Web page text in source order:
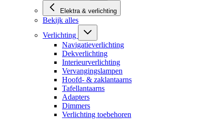
Elektra & verlichting
Bekijk alles
Verlichting
Navigatieverlichting
Dekverlichting
Interieurverlichting
Vervangingslampen
Hoofd- & zaklantaarns
Tafellantaarns
Adapters
Dimmers
Verlichting toebehoren